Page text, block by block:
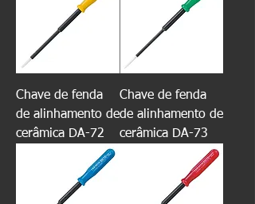
Chave de fenda
de alinhamento de
cerâmica DA-72
Chave de fenda
de alinhamento de
cerâmica DA-73